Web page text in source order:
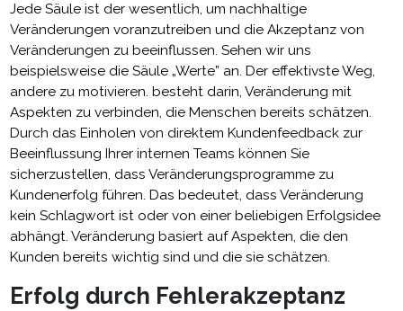
Jede Säule ist der wesentlich, um nachhaltige
Veränderungen voranzutreiben und die Akzeptanz von
Veränderungen zu beeinflussen. Sehen wir uns
beispielsweise die Säule „Werte” an. Der effektivste Weg,
andere zu motivieren. besteht darin, Veränderung mit
Aspekten zu verbinden, die Menschen bereits schätzen.
Durch das Einholen von direktem Kundenfeedback zur
Beeinflussung Ihrer internen Teams können Sie
sicherzustellen, dass Veränderungsprogramme zu
Kundenerfolg führen. Das bedeutet, dass Veränderung
kein Schlagwort ist oder von einer beliebigen Erfolgsidee
abhängt. Veränderung basiert auf Aspekten, die den
Kunden bereits wichtig sind und die sie schätzen.
Erfolg durch Fehlerakzeptanz